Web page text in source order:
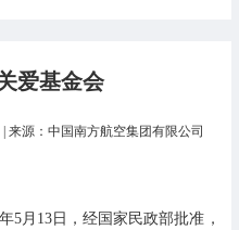
爱基金会
| 来源：中国南方航空集团有限公司
月13日，经国家民政部批准，